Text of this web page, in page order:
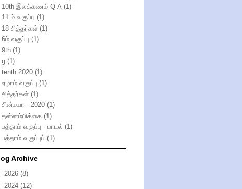
10th இலக்கணம் Q-A (1)
11 ம் வகுப்பு (1)
18 சித்தர்கள் (1)
6ம் வகுப்பு (1)
9th (1)
g (1)
tenth 2020 (1)
ஏழாம் வகுப்பு (1)
சித்தர்கள் (1)
சின்மயா - 2020 (1)
தன்னம்பிக்கை (1)
பத்தாம் வகுப்பு - பாடல் (1)
பத்தாம் வகுப்புப் (1)
Archive
2026 (8)
2024 (12)